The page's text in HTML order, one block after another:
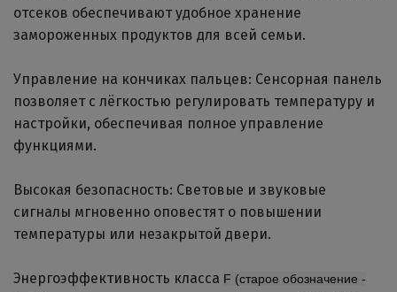
отсеков обеспечивают удобное хранение
замороженных продуктов для всей семьи.
Управление на кончиках пальцев: Сенсорная панель
позволяет с лёгкостью регулировать температуру и
настройки, обеспечивая полное управление
функциями.
Высокая безопасность: Световые и звуковые
сигналы мгновенно оповестят о повышении
температуры или незакрытой двери.
Энергоэффективность класса F (старое обозначение -